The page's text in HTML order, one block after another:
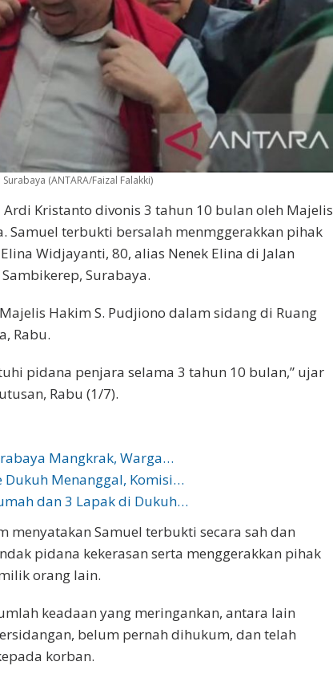
(ANTARA/Faizal Falakki)
Ardi Kristanto divonis 3 tahun 10 bulan oleh Majelis
Samuel terbukti bersalah menmggerakkan pihak
Widjayanti, 80, alias Nenek Elina di Jalan
Surabaya.
Hakim S. Pudjiono dalam sidang di Ruang
Rabu.
pidana penjara selama 3 tahun 10 bulan,” ujar
Rabu (1/7).
Mangkrak, Warga…
Dukuh Menanggal, Komisi…
dan 3 Lapak di Dukuh…
menyatakan Samuel terbukti secara sah dan
pidana kekerasan serta menggerakkan pihak
orang lain.
keadaan yang meringankan, antara lain
belum pernah dihukum, dan telah
korban.